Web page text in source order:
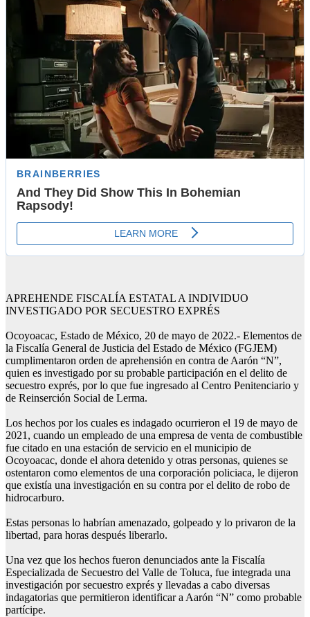
APREHENDE FISCALÍA ESTATAL A INDIVIDUO
INVESTIGADO POR SECUESTRO EXPRÉS
Ocoyoacac, Estado de México, 20 de mayo de 2022.- Elementos de
la Fiscalía General de Justicia del Estado de México (FGJEM)
cumplimentaron orden de aprehensión en contra de Aarón “N”,
quien es investigado por su probable participación en el delito de
secuestro exprés, por lo que fue ingresado al Centro Penitenciario y
de Reinserción Social de Lerma.
Los hechos por los cuales es indagado ocurrieron el 19 de mayo de
2021, cuando un empleado de una empresa de venta de combustible
fue citado en una estación de servicio en el municipio de
Ocoyoacac, donde el ahora detenido y otras personas, quienes se
ostentaron como elementos de una corporación policiaca, le dijeron
que existía una investigación en su contra por el delito de robo de
hidrocarburo.
Estas personas lo habrían amenazado, golpeado y lo privaron de la
libertad, para horas después liberarlo.
Una vez que los hechos fueron denunciados ante la Fiscalía
Especializada de Secuestro del Valle de Toluca, fue integrada una
investigación por secuestro exprés y llevadas a cabo diversas
indagatorias que permitieron identificar a Aarón “N” como probable
partícipe.